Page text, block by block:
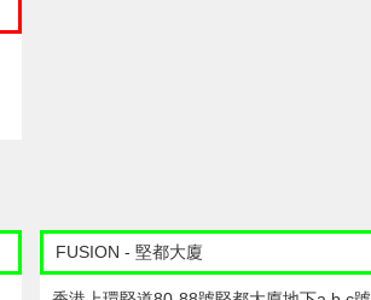
FUSION - 堅都大廈